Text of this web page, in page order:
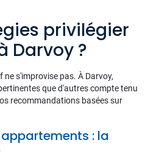
privilégier
Darvoy ?
s'improvise pas. À Darvoy,
que d'autres compte tenu
recommandations basées sur
: la